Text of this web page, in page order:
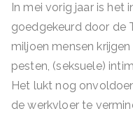
In mei vorig jaar is het
goedgekeurd door de
miljoen mensen
pesten, (seksuele)
Het lukt nog
de werkvloer te